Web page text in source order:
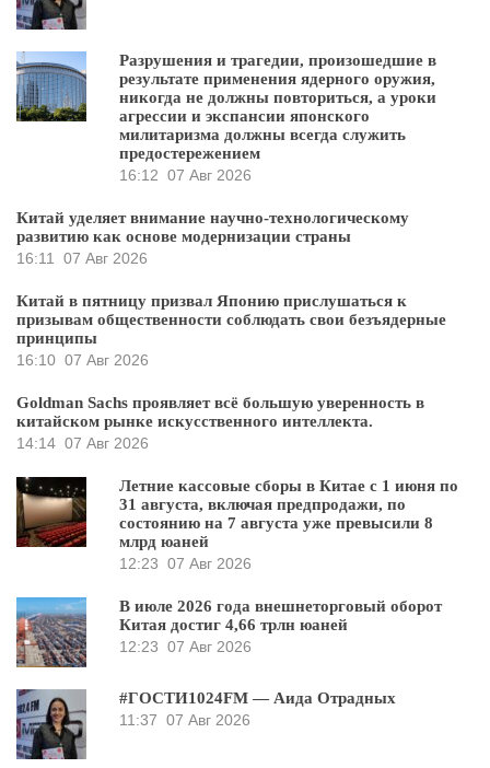
Разрушения и трагедии, произошедшие в
результате применения ядерного оружия,
никогда не должны повториться, а уроки
агрессии и экспансии японского
милитаризма должны всегда служить
предостережением
16:12 07 Авг 2026
Китай уделяет внимание научно-технологическому
развитию как основе модернизации страны
16:11
07 Авг 2026
Китай в пятницу призвал Японию прислушаться к
призывам общественности соблюдать свои безъядерные
принципы
16:10 07 Авг 2026
Goldman Sachs проявляет всё большую уверенность в
китайском рынке искусственного интеллекта.
14:14 07 Авг 2026
Летние кассовые сборы в Китае с 1 июня по
31 августа, включая предпродажи, по
состоянию на 7 августа уже превысили 8
млрд юаней
12:23 07 Авг 2026
В июле 2026 года внешнеторговый оборот
Китая достиг 4,66 трлн юаней
12:23 07 Авг 2026
#ГОСТИ1024FM — Аида Отрадных
11:37 07 Авг 2026